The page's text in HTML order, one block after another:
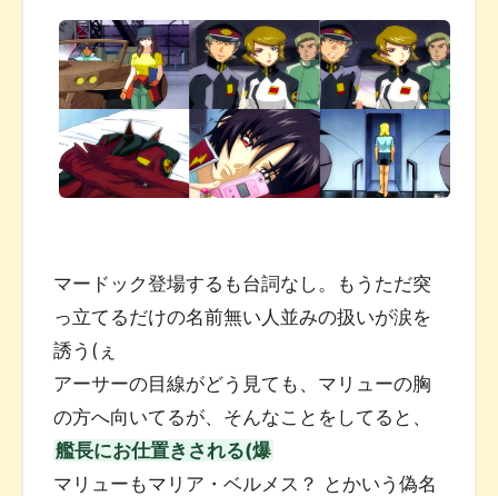
マードック登場するも台詞なし。もうただ突
っ立てるだけの名前無い人並みの扱いが涙を
誘う(ぇ
アーサーの目線がどう見ても、マリューの胸
の方へ向いてるが、そんなことをしてると、
艦長にお仕置きされる(爆
マリューもマリア・ベルメス？ とかいう偽名